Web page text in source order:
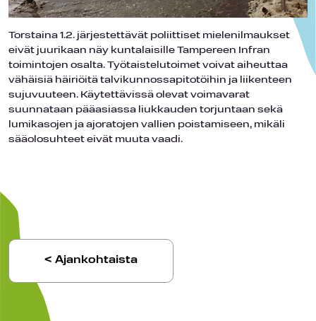
Torstaina 1.2. järjestettävät poliittiset mielenilmaukset
eivät juurikaan näy kuntalaisille Tampereen Infran
toimintojen osalta. Työtaistelutoimet voivat aiheuttaa
vähäisiä häiriöitä talvikunnossapitotöihin ja liikenteen
sujuvuuteen. Käytettävissä olevat voimavarat
suunnataan pääasiassa liukkauden torjuntaan sekä
lumikasojen ja ajoratojen vallien poistamiseen, mikäli
sääolosuhteet eivät muuta vaadi.
< Ajankohtaista